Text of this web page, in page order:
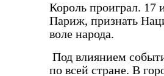
Король проиграл. 17
Париж, признать
воле народа.
Под влиянием
по всей стране. В